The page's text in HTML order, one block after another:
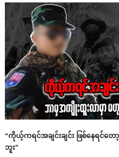
“ကိုယ့်ကရင်အချင်းချင်း ဖြစ်နေရင်
ဘူး”